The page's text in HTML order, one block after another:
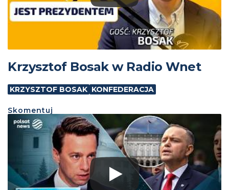
Krzysztof Bosak w Radio Wnet
KRZYSZTOF BOSAK KONFEDERACJA
Skomentuj